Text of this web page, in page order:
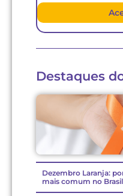
Destaques
Dezembro Laranja:
mais comum no